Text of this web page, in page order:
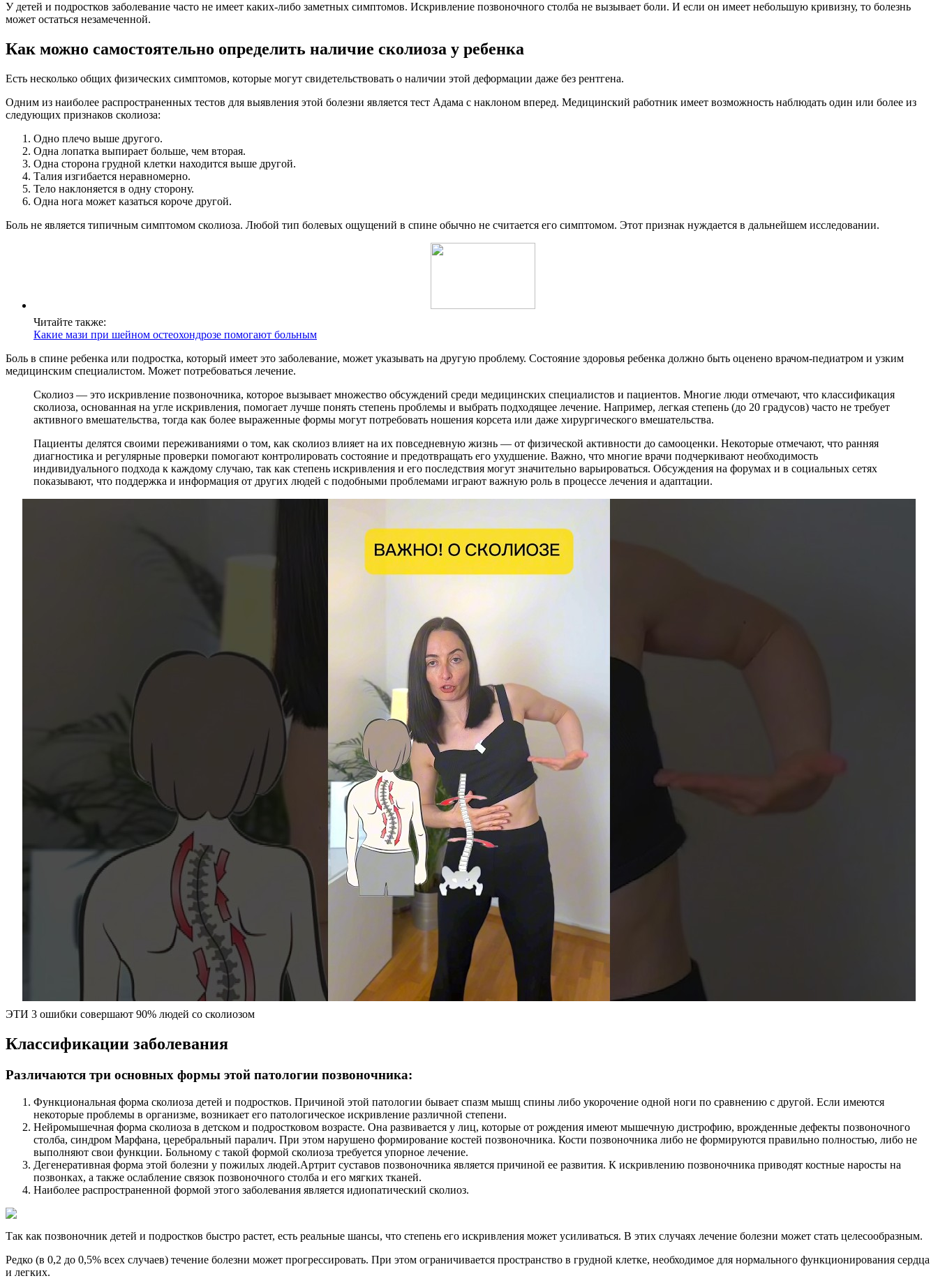
У детей и подростков заболевание часто не имеет каких-либо заметных симптомов. Искривление позвоночного столба не вызывает боли. И если он имеет небольшую кривизну, то болезнь
может остаться незамеченной.
Как можно самостоятельно определить наличие сколиоза у ребенка
Есть несколько общих физических симптомов, которые могут свидетельствовать о наличии этой деформации даже без рентгена.
Одним из наиболее распространенных тестов для выявления этой болезни является тест Адама с наклоном вперед. Медицинский работник имеет возможность наблюдать один или более из
следующих признаков сколиоза:
Одно плечо выше другого.
Одна лопатка выпирает больше, чем вторая.
Одна сторона грудной клетки находится выше другой.
Талия изгибается неравномерно.
Тело наклоняется в одну сторону.
Одна нога может казаться короче другой.
Боль не является типичным симптомом сколиоза. Любой тип болевых ощущений в спине обычно не считается его симптомом. Этот признак нуждается в дальнейшем исследовании.
Читайте также:
Какие мази при шейном остеохондрозе помогают больным
Боль в спине ребенка или подростка, который имеет это заболевание, может указывать на другую проблему. Состояние здоровья ребенка должно быть оценено врачом-педиатром и узким
медицинским специалистом. Может потребоваться лечение.
Сколиоз — это искривление позвоночника, которое вызывает множество обсуждений среди медицинских специалистов и пациентов. Многие люди отмечают, что классификация
сколиоза, основанная на угле искривления, помогает лучше понять степень проблемы и выбрать подходящее лечение. Например, легкая степень (до 20 градусов) часто не требует
активного вмешательства, тогда как более выраженные формы могут потребовать ношения корсета или даже хирургического вмешательства.
Пациенты делятся своими переживаниями о том, как сколиоз влияет на их повседневную жизнь — от физической активности до самооценки. Некоторые отмечают, что ранняя
диагностика и регулярные проверки помогают контролировать состояние и предотвращать его ухудшение. Важно, что многие врачи подчеркивают необходимость
индивидуального подхода к каждому случаю, так как степень искривления и его последствия могут значительно варьироваться. Обсуждения на форумах и в социальных сетях
показывают, что поддержка и информация от других людей с подобными проблемами играют важную роль в процессе лечения и адаптации.
ЭТИ 3 ошибки совершают 90% людей со сколиозом
Классификации заболевания
Различаются три основных формы этой патологии позвоночника:
Функциональная форма сколиоза детей и подростков. Причиной этой патологии бывает спазм мышц спины либо укорочение одной ноги по сравнению с другой. Если имеются
некоторые проблемы в организме, возникает его патологическое искривление различной степени.
Нейромышечная форма сколиоза в детском и подростковом возрасте. Она развивается у лиц, которые от рождения имеют мышечную дистрофию, врожденные дефекты позвоночного
столба, синдром Марфана, церебральный паралич. При этом нарушено формирование костей позвоночника. Кости позвоночника либо не формируются правильно полностью, либо не
выполняют свои функции. Больному с такой формой сколиоза требуется упорное лечение.
Дегенеративная форма этой болезни у пожилых людей.Артрит суставов позвоночника является причиной ее развития. К искривлению позвоночника приводят костные наросты на
позвонках, а также ослабление связок позвоночного столба и его мягких тканей.
Наиболее распространенной формой этого заболевания является идиопатический сколиоз.
Так как позвоночник детей и подростков быстро растет, есть реальные шансы, что степень его искривления может усиливаться. В этих случаях лечение болезни может стать целесообразным.
Редко (в 0,2 до 0,5% всех случаев) течение болезни может прогрессировать. При этом ограничивается пространство в грудной клетке, необходимое для нормального функционирования сердца
и легких.